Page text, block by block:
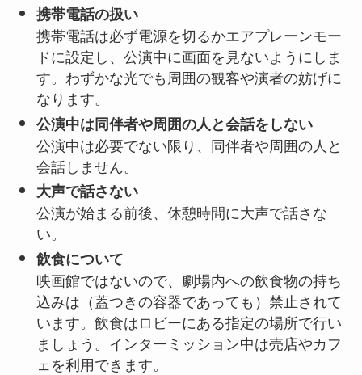
携帯電話の扱い
携帯電話は必ず電源を切るかエアプレーンモー
ドに設定し、公演中に画面を見ないようにしま
す。わずかな光でも周囲の観客や演者の妨げに
なります。
公演中は同伴者や周囲の人と会話をしない
公演中は必要でない限り、同伴者や周囲の人と
会話しません。
大声で話さない
公演が始まる前後、休憩時間に大声で話さな
い。
飲食について
映画館ではないので、劇場内への飲食物の持ち
込みは（蓋つきの容器であっても）禁止されて
います。飲食はロビーにある指定の場所で行い
ましょう。インターミッション中は売店やカフ
ェを利用できます。